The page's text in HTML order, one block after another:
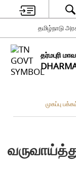
தமிழ்நாடு
தர்மபுரி
முகப்பு